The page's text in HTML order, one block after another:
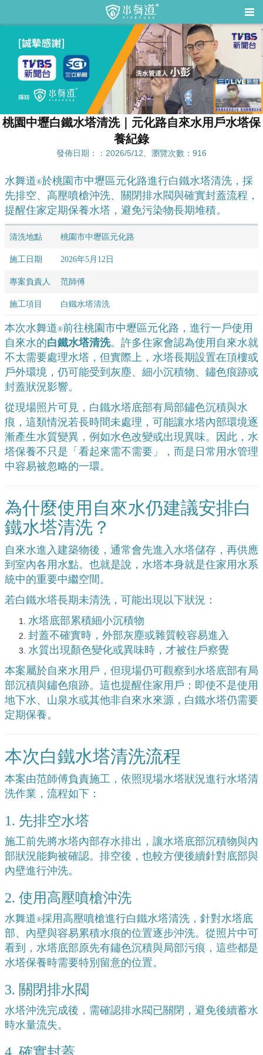
桃園中壢白鐵水塔清洗｜元化路自來水用戶水塔保
養紀錄
發佈日期：：2026/5/12、瀏覽次數：916
水舞道®於桃園市中壢區元化路進行白鐵水塔清洗，採
先排空、高壓噴槍沖洗、關閉排水閥與確實封蓋流程，
提醒住家定期保養水塔，避免污染物長期堆積。
清洗地點 桃園市中壢區元化路
施工日期 2026年5月12日
專案負責人 范師傅
施工項目 白鐵水塔清洗
本次水舞道®前往桃園市中壢區元化路，進行一戶使用
自來水的白鐵水塔清洗。許多住家會認為使用自來水就
不太需要處理水塔，但實際上，水塔長期設置在頂樓或
戶外環境，仍可能受到灰塵、細小沉積物、鏽色痕跡或
封蓋狀況影響。
從現場照片可見，白鐵水塔底部有局部鏽色沉積與水
痕，這類情況若長時間未處理，可能讓水塔內部環境逐
漸產生水質變異，例如水色改變或出現異味。因此，水
塔保養不只是「看起來需不需要」，而是日常用水管理
中容易被忽略的一環。
為什麼使用自來水仍建議安排白
鐵水塔清洗？
自來水進入建築物後，通常會先進入水塔儲存，再供應
到室內各用水點。也就是說，水塔本身就是住家用水系
統中的重要中繼空間。
若白鐵水塔長期未清洗，可能出現以下狀況：
水塔底部累積細小沉積物
封蓋不確實時，外部灰塵或雜質較容易進入
水質出現顏色變化或異味時，才被住戶察覺
本案屬於自來水用戶，但現場仍可觀察到水塔底部有局
部沉積與鏽色痕跡。這也提醒住家用戶：即使不是使用
地下水、山泉水或其他非自來水來源，白鐵水塔仍需要
定期保養。
本次白鐵水塔清洗流程
本案由范師傅負責施工，依照現場水塔狀況進行水塔清
洗作業，流程如下：
1. 先排空水塔
施工前先將水塔內部存水排出，讓水塔底部沉積物與內
部狀況能夠被確認。排空後，也較方便後續針對底部與
內壁進行沖洗。
2. 使用高壓噴槍沖洗
水舞道®採用高壓噴槍進行白鐵水塔清洗，針對水塔底
部、內壁與容易累積水痕的位置逐步沖洗。從照片中可
看到，水塔底部原先有鏽色沉積與局部污痕，這些都是
水塔保養時需要特別留意的位置。
3. 關閉排水閥
水塔沖洗完成後，需確認排水閥已關閉，避免後續蓄水
時水量流失。